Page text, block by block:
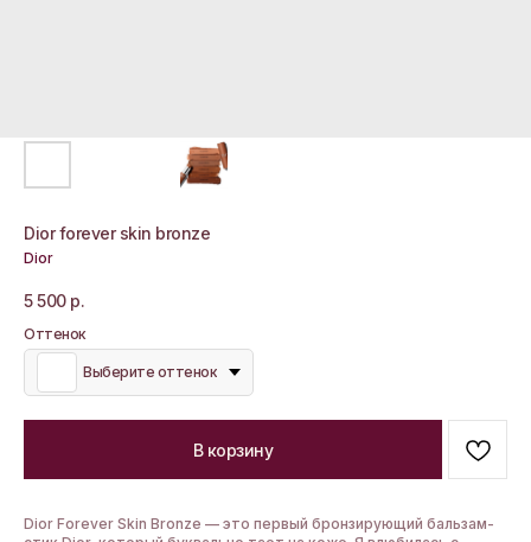
Dior forever skin bronze
Dior
5 500 р.
Оттенок
Выберите оттенок
В корзину
Dior Forever Skin Bronze — это первый бронзирующий бальзам-